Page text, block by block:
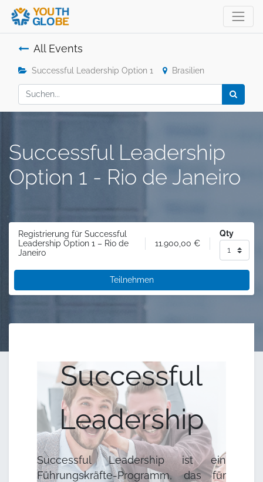
All Events
Successful Leadership Option 1 Brasilien
Successful Leadership
Option 1 - Rio de Janeiro
Registrierung für Successful
Leadership Option 1 – Rio de
Janeiro
11.900,00 €
Qty
Teilnehmen
Successful
Leadership
Successful Leadership ist ein
Führungskräfte-Programm, das für